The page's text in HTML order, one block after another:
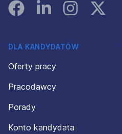
FacebookLinked InInstagramInstagram
DLA KANDYDATÓW
Oferty pracy
Pracodawcy
Porady
Konto kandydata